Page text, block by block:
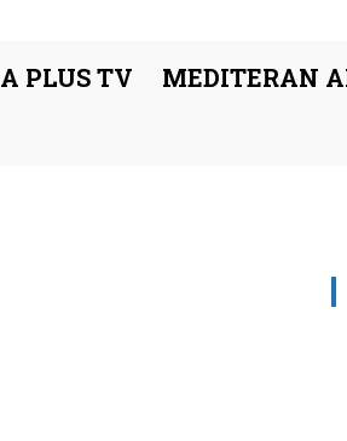
A PLUS TV MEDITERAN